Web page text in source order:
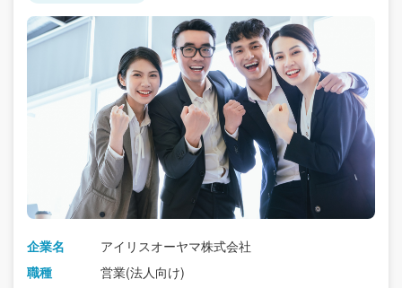
企業名
アイリスオーヤマ株式会社
職種
営業(法人向け)